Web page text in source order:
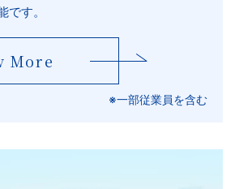
です。
More
※一部従業員を含む